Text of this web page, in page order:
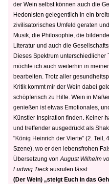
der Wein selbst können auch die
Hedonisten gelegentlich in ein
zivilisatorisches Umfeld geraten
Musik, die Philosophie, die
Literatur und auch die
Dieses Spektrum unterschiedlicher
möchte ich auch weiterhin in
bearbeiten. Trotz aller
Kritik kommt mir der Wein dabei
schöpferisch zu Hilfe. Wein in
genießen ist etwas Emotionales,
Künstler Inspiration finden. Keiner
und treffender ausgedrückt als
"König Heinrich der Vierte" (2. Teil,
Szene), wo er den lebensfrohen
Übersetzung von August Wilhelm
Ludwig Tieckausrufen lässt:
(Der Wein) „steigt Euch in das